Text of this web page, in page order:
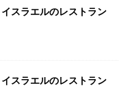
スラエルのレストラン
スラエルのレストラン